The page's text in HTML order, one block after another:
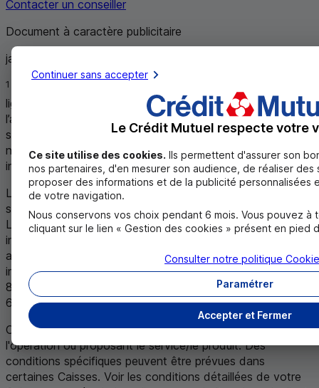
Contacter un conseiller
Document à caractère publicitaire
janvier 2025
1
ligne
Direct et sous réserve du téléchargement de
l’application gratuite Crédit Mutuel. La souscription à des
services de banque à distance, accessibles via internet,
n’inclut pas l’abonnement auprès du fournisseur d’accès à
internet.↩Retour au renvoi 1
Le Kiosque à Services est accessible via internet et
suppose un abonnement auprès d’un fournisseur d’accès.
Le Kiosque à Services est un service proposé parEuro-
information plateforme de services externes
actions simplifiée au capital social de 3 800 000 euros,
immatriculée auRCSde Strasbourg sous le numéro
882 487 408 sise 4 rue Fréderic Guillaume Raiffeisen
67000 Strasbourg.
Offre disponible en Caisses de Crédit Mutuel participant à
l'opération ou proposant le service/le produit. Des
conditions spécifiques peuvent être prévues dans
certaines Caisses. Voir les conditions détaillées de votre
Continuer sans accepter
Le Crédit Mutuel respecte votre
Ce site utilise des cookies. Ils permettent d'assurer son
nos partenaires, d'en mesurer son audience, de réaliser
proposer des informations et de la publicité
de votre navigation.
Nous conservons vos choix pendant 6 mois. Vous pouvez à
cliquant sur le lien « Gestion des cookies » présent en pied
Accepter et Fermer
Paramétrer
Consulter notre politique